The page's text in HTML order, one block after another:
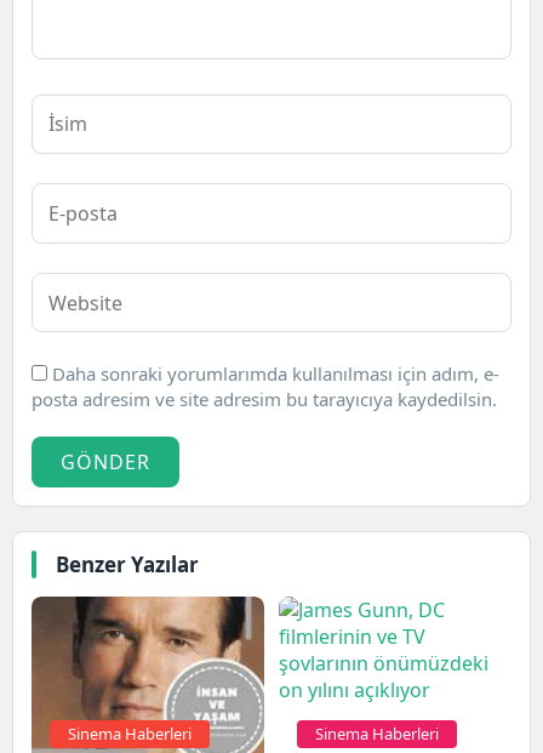
Daha sonraki yorumlarımda kullanılması için adım, e-
posta adresim ve site adresim bu tarayıcıya kaydedilsin.
GÖNDER
Benzer Yazılar
Sinema Haberleri Sinema Haberleri